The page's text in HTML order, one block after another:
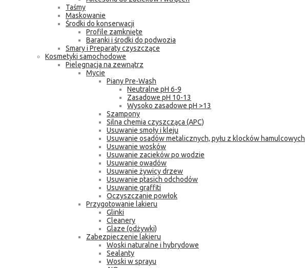
Taśmy
Maskowanie
Środki do konserwacji
Profile zamknięte
Baranki i środki do podwozia
Smary i Preparaty czyszczące
Kosmetyki samochodowe
Pielęgnacja na zewnątrz
Mycie
Piany Pre-Wash
Neutralne pH 6-9
Zasadowe pH 10-13
Wysoko zasadowe pH >13
Szampony
Silna chemia czyszcząca (APC)
Usuwanie smoły i kleju
Usuwanie osadów metalicznych, pyłu z klocków hamulcowych
Usuwanie wosków
Usuwanie zacieków po wodzie
Usuwanie owadów
Usuwanie żywicy drzew
Usuwanie ptasich odchodów
Usuwanie graffiti
Oczyszczanie powłok
Przygotowanie lakieru
Glinki
Cleanery
Glaze (odżywki)
Zabezpieczenie lakieru
Woski naturalne i hybrydowe
Sealanty
Woski w sprayu